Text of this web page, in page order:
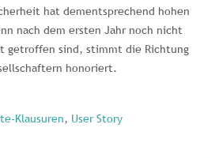
hat dementsprechend hohen
nach dem ersten Jahr noch nicht
getroffen sind, stimmt die Richtung
honoriert.
Klausuren, User Story